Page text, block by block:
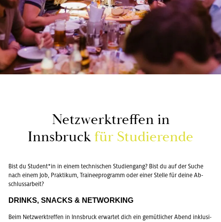
Netz­werk­tref­fen in
Inns­bruckfür Stu­die­ren­de
Bist du Stu­dent*in in einem tech­ni­schen Stu­di­en­gang? Bist du auf der Suche
nach einem Job, Prak­ti­kum, Trai­nee­pro­gramm oder einer Stel­le für deine Ab­
schluss­ar­beit?
DRINKS, SNACKS & NET­WOR­KING
Beim Netz­werk­tref­fen in Inns­bruck er­war­tet dich ein ge­müt­li­cher Abend in­klu­si­